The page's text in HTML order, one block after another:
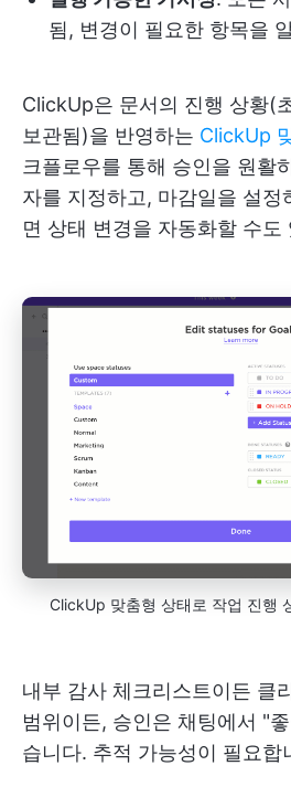
됨, 변경이 필요한 항목을
ClickUp은 문서의 진행 상황(
보관됨)을 반영하는 ClickUp
크플로우를 통해 승인을 원활
자를 지정하고, 마감일을 설정
면 상태 변경을 자동화할 수도
ClickUp 맞춤형 상태로 작업 진행
내부 감사 체크리스트이든 클
범위이든, 승인은 채팅에서 "
습니다. 추적 가능성이 필요합